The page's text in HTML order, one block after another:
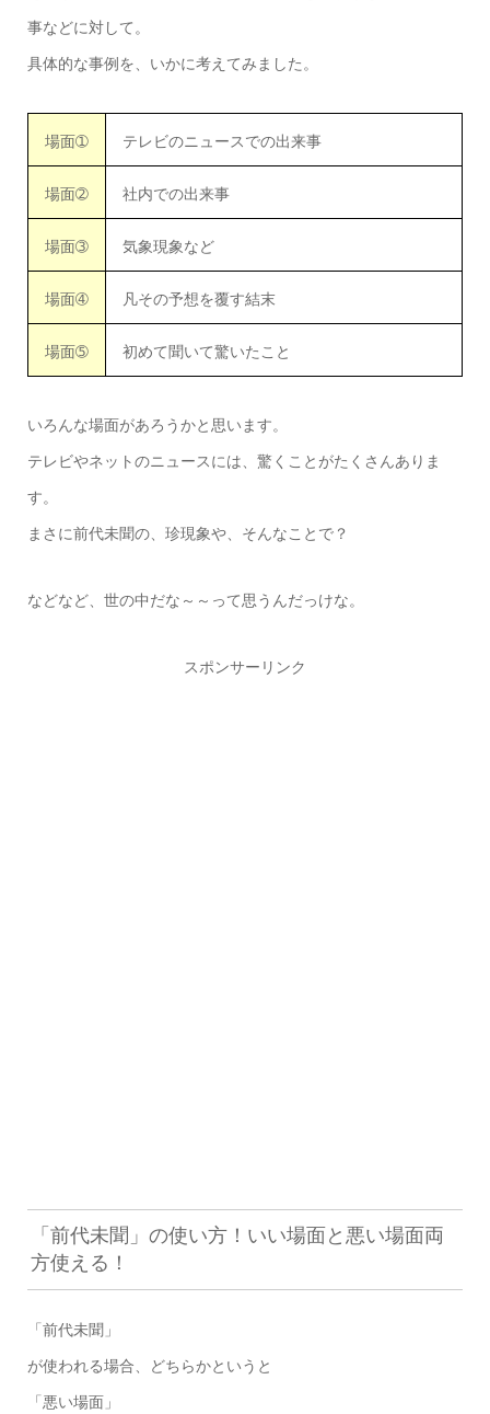
事などに対して。
具体的な事例を、いかに考えてみました。
場面➀ テレビのニュースでの出来事
場面➁ 社内での出来事
場面➂ 気象現象など
場面➃ 凡その予想を覆す結末
場面➄ 初めて聞いて驚いたこと
いろんな場面があろうかと思います。
テレビやネットのニュースには、驚くことがたくさんありま
す。
まさに前代未聞の、珍現象や、そんなことで？
などなど、世の中だな～～って思うんだっけな。
スポンサーリンク
「前代未聞」の使い方！いい場面と悪い場面両
方使える！
「前代未聞」
が使われる場合、どちらかというと
「悪い場面」